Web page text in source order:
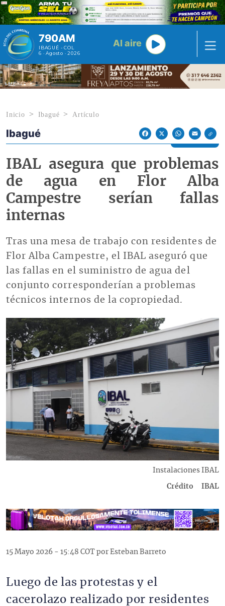
Pasar al contenido principal
790AM
IBAGUÉ - COL
6 · Agosto · 2026
Al aire
Inicio Ibagué Artículo
Econoticias y Eventos
Ibagué
FacebookX WhatsAppEmail
IBAL asegura que problemas
de agua en Flor Alba
Campestre serían fallas
internas
Tras una mesa de trabajo con residentes de
Flor Alba Campestre, el IBAL aseguró que
las fallas en el suministro de agua del
conjunto corresponderían a problemas
técnicos internos de la copropiedad.
Imagen
Instalaciones IBAL
Crédito IBAL
15 Mayo 2026 - 15:48 COT por Esteban Barreto
Luego de las protestas y el
cacerolazo realizado por residentes